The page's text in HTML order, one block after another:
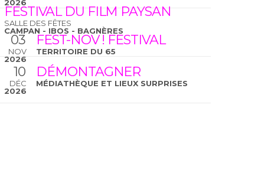
2026
FESTIVAL DU FILM PAYSAN
SALLE DES FÊTES
CAMPAN - IBOS - BAGNÈRES
03
NOV
2026
FEST-NOV ! FESTIVAL
TERRITOIRE DU 65
10
DÉC
2026
DÉMONTAGNER
MÉDIATHÈQUE ET LIEUX SURPRISES